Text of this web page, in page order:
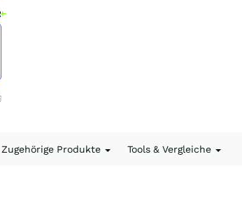
Zugehörige Produkte Tools & Vergleiche